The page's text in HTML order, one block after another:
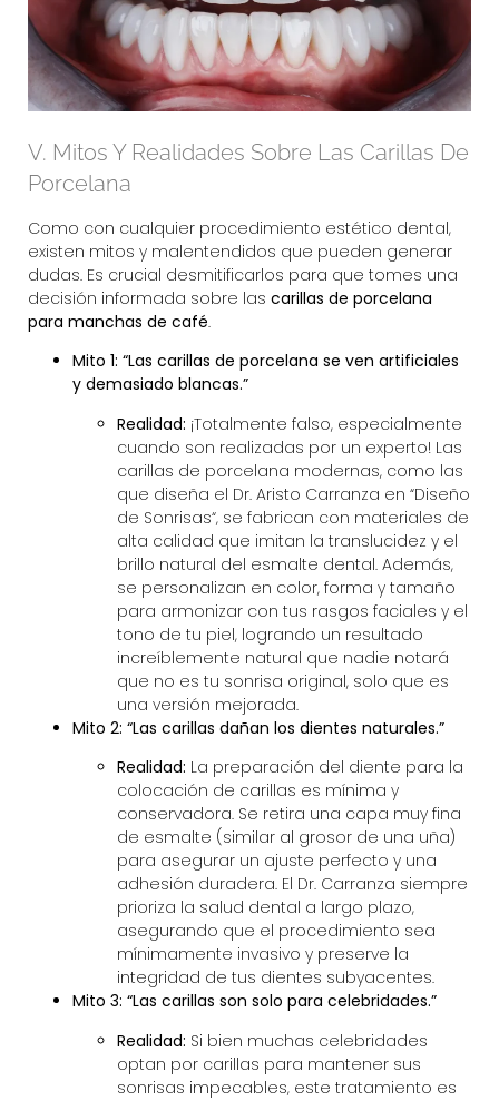
V. Mitos Y Realidades Sobre Las Carillas De
Porcelana
Como con cualquier procedimiento estético dental,
existen mitos y malentendidos que pueden generar
dudas. Es crucial desmitificarlos para que tomes una
decisión informada sobre las carillas de porcelana
para manchas de café.
Mito 1: “Las carillas de porcelana se ven artificiales
y demasiado blancas.”
Realidad: ¡Totalmente falso, especialmente
cuando son realizadas por un experto! Las
carillas de porcelana modernas, como las
que diseña el Dr. Aristo Carranza en “Diseño
de Sonrisas“, se fabrican con materiales de
alta calidad que imitan la translucidez y el
brillo natural del esmalte dental. Además,
se personalizan en color, forma y tamaño
para armonizar con tus rasgos faciales y el
tono de tu piel, logrando un resultado
increíblemente natural que nadie notará
que no es tu sonrisa original, solo que es
una versión mejorada.
Mito 2: “Las carillas dañan los dientes naturales.”
Realidad: La preparación del diente para la
colocación de carillas es mínima y
conservadora. Se retira una capa muy fina
de esmalte (similar al grosor de una uña)
para asegurar un ajuste perfecto y una
adhesión duradera. El Dr. Carranza siempre
prioriza la salud dental a largo plazo,
asegurando que el procedimiento sea
mínimamente invasivo y preserve la
integridad de tus dientes subyacentes.
Mito 3: “Las carillas son solo para celebridades.”
Realidad: Si bien muchas celebridades
optan por carillas para mantener sus
sonrisas impecables, este tratamiento es